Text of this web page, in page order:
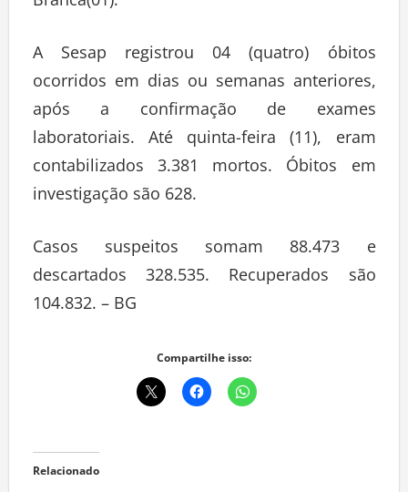
A Sesap registrou 04 (quatro) óbitos
ocorridos em dias ou semanas anteriores,
após a confirmação de exames
laboratoriais. Até quinta-feira (11), eram
contabilizados 3.381 mortos. Óbitos em
investigação são 628.
Casos suspeitos somam 88.473 e
descartados 328.535. Recuperados são
104.832. – BG
Compartilhe isso:
Relacionado